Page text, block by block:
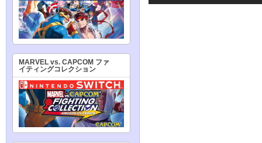
MARVEL vs. CAPCOM ファ
イティングコレクション